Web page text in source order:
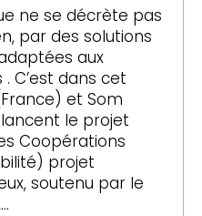
ne se décrète pas
par des solutions
aux
C’est dans cet
et Som
le projet
Coopérations
projet
soutenu par le